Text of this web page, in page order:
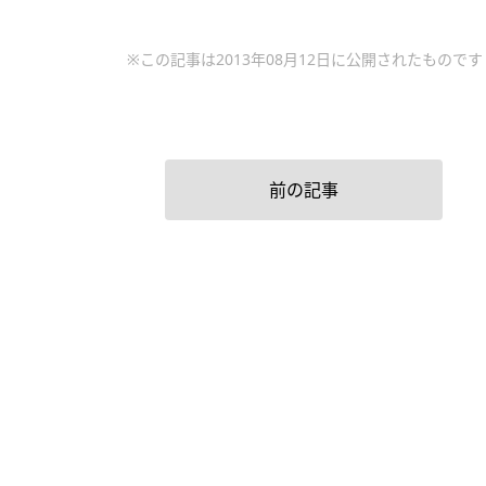
※この記事は2013年08月12日に公開されたものです
前の記事